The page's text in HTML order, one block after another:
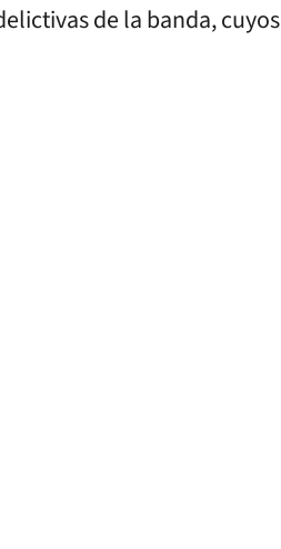
de la banda, cuyos